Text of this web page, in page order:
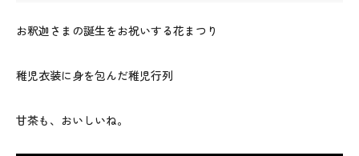
お釈迦さまの誕生をお祝いする花まつり
稚児衣装に身を包んだ稚児行列
甘茶も、おいしいね。